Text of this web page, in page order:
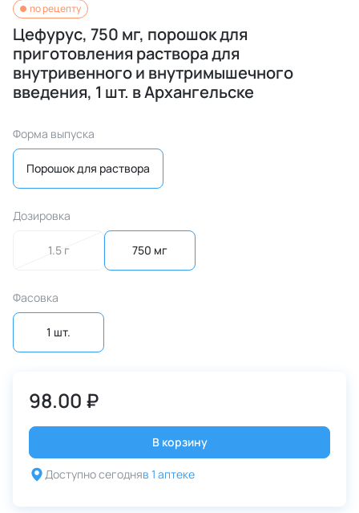
по рецепту
Цефурус, 750 мг, порошок для
приготовления раствора для
внутривенного и внутримышечного
введения, 1 шт. в Архангельске
Форма выпуска
Порошок для раствора
Дозировка
1.5 г 750 мг
Фасовка
1 шт.
98.00 ₽
В корзину
Доступно сегодняв 1 аптеке